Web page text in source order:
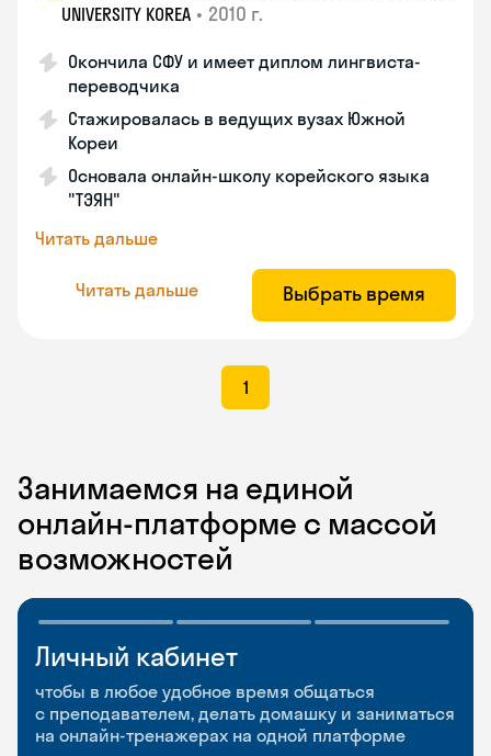
UNIVERSITY KOREA • 2010 г.
Окончила СФУ и имеет диплом лингвиста-
переводчика
Стажировалась в ведущих вузах Южной
Кореи
Основала онлайн-школу корейского языка
"ТЭЯН"
Читать дальше
Читать дальше Выбрать время
1
Занимаемся на единой
онлайн-платформе с массой
возможностей
Личный кабинет
чтобы в любое удобное время общаться
с преподавателем, делать домашку и заниматься
на онлайн-тренажерах на одной платформе
Мобильное
приложение
чтобы заниматься и изучать новые слова где
и когда удобно
Разговорные клубы
и Talks
Групповые занятия для разговорной практики
и индивидуальные встречи с преподавателями